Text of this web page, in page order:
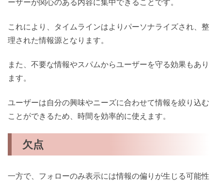
ーザーが関心のある内容に集中できることです。
これにより、タイムラインはよりパーソナライズされ、整
理された情報源となります。
また、不要な情報やスパムからユーザーを守る効果もあり
ます。
ユーザーは自分の興味やニーズに合わせて情報を絞り込む
ことができるため、時間を効率的に使えます。
欠点
一方で、フォローのみ表示には情報の偏りが生じる可能性